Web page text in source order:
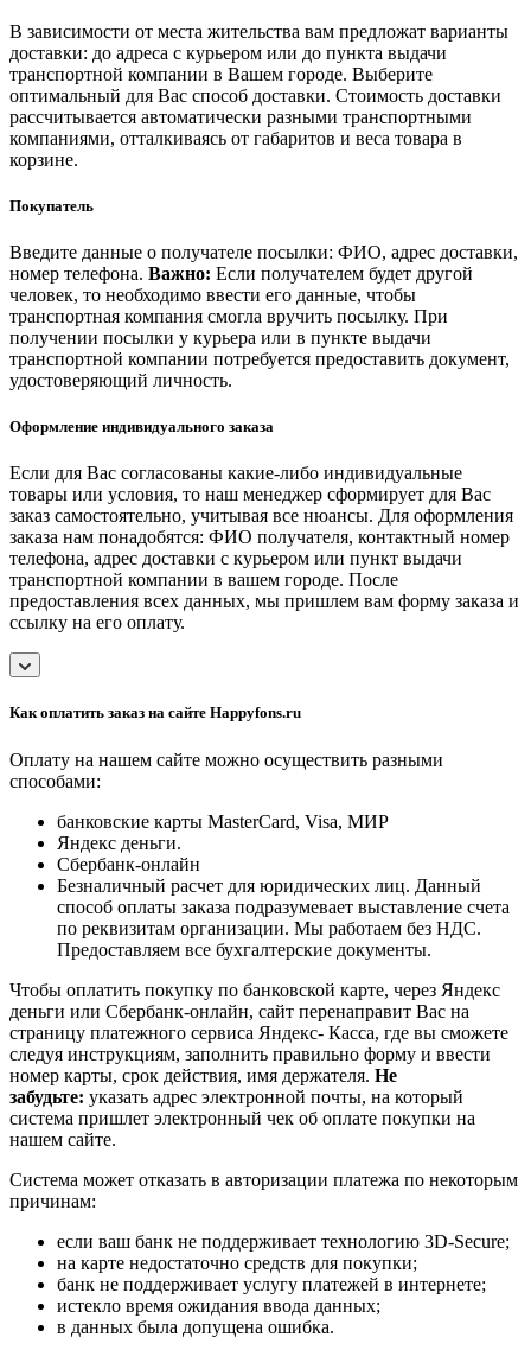
В зависимости от места жительства вам предложат варианты
доставки: до адреса с курьером или до пункта выдачи
транспортной компании в Вашем городе. Выберите
оптимальный для Вас способ доставки. Стоимость доставки
рассчитывается автоматически разными транспортными
компаниями, отталкиваясь от габаритов и веса товара в
корзине.
Покупатель
Введите данные о получателе посылки: ФИО, адрес доставки,
номер телефона. Важно: Если получателем будет другой
человек, то необходимо ввести его данные, чтобы
транспортная компания смогла вручить посылку. При
получении посылки у курьера или в пункте выдачи
транспортной компании потребуется предоставить документ,
удостоверяющий личность.
Оформление индивидуального заказа
Если для Вас согласованы какие-либо индивидуальные
товары или условия, то наш менеджер сформирует для Вас
заказ самостоятельно, учитывая все нюансы. Для оформления
заказа нам понадобятся: ФИО получателя, контактный номер
телефона, адрес доставки с курьером или пункт выдачи
транспортной компании в вашем городе. После
предоставления всех данных, мы пришлем вам форму заказа и
ссылку на его оплату.
Как оплатить заказ на сайте Happyfons.ru
Оплату на нашем сайте можно осуществить разными
способами:
банковские карты MasterCard, Visa, МИР
Яндекс деньги.
Сбербанк-онлайн
Безналичный расчет для юридических лиц. Данный
способ оплаты заказа подразумевает выставление счета
по реквизитам организации. Мы работаем без НДС.
Предоставляем все бухгалтерские документы.
Чтобы оплатить покупку по банковской карте, через Яндекс
деньги или Сбербанк-онлайн, сайт перенаправит Вас на
страницу платежного сервиса Яндекс- Касса, где вы сможете
следуя инструкциям, заполнить правильно форму и ввести
номер карты, срок действия, имя держателя. Не
забудьте: указать адрес электронной почты, на который
система пришлет электронный чек об оплате покупки на
нашем сайте.
Система может отказать в авторизации платежа по некоторым
причинам:
если ваш банк не поддерживает технологию 3D-Secure;
на карте недостаточно средств для покупки;
банк не поддерживает услугу платежей в интернете;
истекло время ожидания ввода данных;
в данных была допущена ошибка.